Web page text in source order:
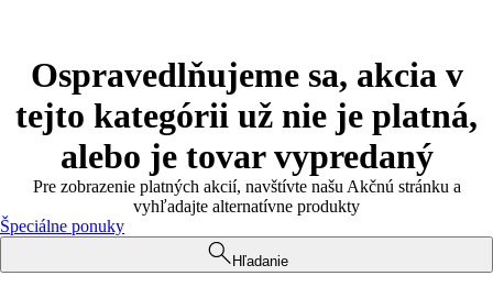
Ospravedlňujeme sa, akcia v
tejto kategórii už nie je platná,
alebo je tovar vypredaný
Pre zobrazenie platných akcií, navštívte našu Akčnú stránku a
vyhľadajte alternatívne produkty
Špeciálne ponuky
Hľadanie